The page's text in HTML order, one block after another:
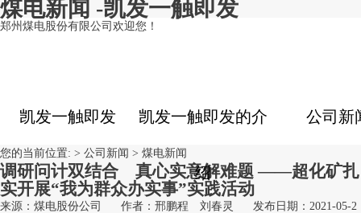
煤电新闻 -凯发一触即发
郑州煤电股份有限公司欢迎您！
凯发一触即发 凯发一触即发的介
绍
公司新
您的当前位置: > 公司新闻 > 煤电新闻
调研问计双结合 真心实意解难题 ——超化矿扎
实开展“我为群众办实事”实践活动
来源：煤电股份公司 作者：邢鹏程 刘春灵
发布日期：2021-05-2